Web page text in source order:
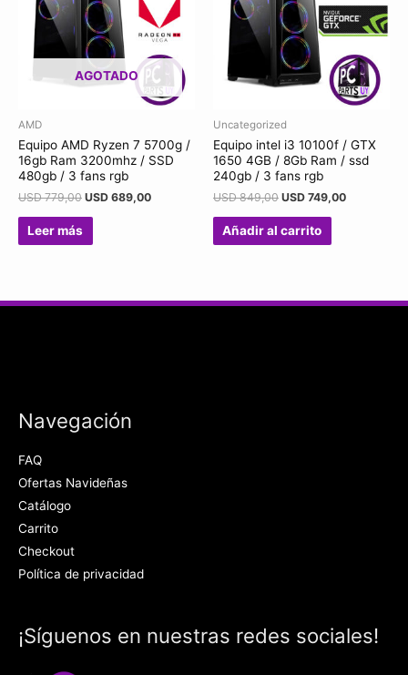
AGOTADO
AMD
Equipo AMD Ryzen 7 5700g /
16gb Ram 3200mhz / SSD
480gb / 3 fans rgb
USD779,00 USD 689,00
Leer más
Uncategorized
Equipo intel i3 10100f / GTX
1650 4GB / 8Gb Ram / ssd
240gb / 3 fans rgb
USD849,00 USD 749,00
Añadir al carrito
Navegación
FAQ
Ofertas Navideñas
Catálogo
Carrito
Checkout
Política de privacidad
¡Síguenos en nuestras redes sociales!